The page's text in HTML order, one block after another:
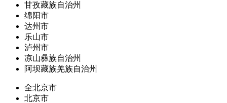
甘孜藏族自治州
绵阳市
达州市
乐山市
泸州市
凉山彝族自治州
阿坝藏族羌族自治州
全北京市
北京市